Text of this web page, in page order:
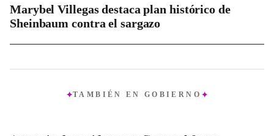
Marybel Villegas destaca plan histórico de
Sheinbaum contra el sargazo
TAMBIÉN ENGOBIERNO